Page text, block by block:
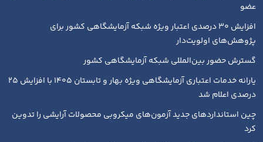
عضو
افزایش ۳۰ درصدی اعتبار ویژه شبکه آزمایشگاهی کشور برای
پژوهش‌های اولویت‌دار
گسترش حضور بین‌المللی شبکه آزمایشگاهی کشور
یارانه خدمات اعتباری آزمایشگاهی ویژه بهار و تابستان ۱۴۰۵ با افزایش ۲۵
درصدی اعلام شد
چین استانداردهای جدید آزمون‌های میکروبی محصولات آرایشی را تدوین
کرد